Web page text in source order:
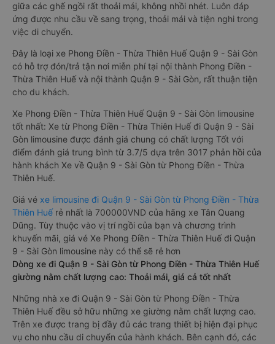
giữa các ghế ngồi rất thoải mái, không nhồi nhét. Luôn đáp
ứng được nhu cầu về sang trọng, thoải mái và tiện nghi trong
việc di chuyển.
Đây là loại xe Phong Điền - Thừa Thiên Huế Quận 9 - Sài Gòn
có hỗ trợ đón/trả tận nơi miễn phí tại nội thành Phong Điền -
Thừa Thiên Huế và nội thành Quận 9 - Sài Gòn, rất thuận tiện
cho du khách.
Xe Phong Điền - Thừa Thiên Huế Quận 9 - Sài Gòn limousine
tốt nhất: Xe từ Phong Điền - Thừa Thiên Huế đi Quận 9 - Sài
Gòn limousine được đánh giá chung có chất lượng Tốt với
điểm đánh giá trung bình từ 3.7/5 dựa trên 3017 phản hồi của
hành khách Xe về Quận 9 - Sài Gòn từ Phong Điền - Thừa
Thiên Huế.
Giá vé xe limousine đi Quận 9 - Sài Gòn từ Phong Điền - Thừa
Thiên Huếrẻ nhất là 700000VND của hãng xe Tân Quang
Dũng. Tùy thuộc vào vị trí ngồi của bạn và chương trình
khuyến mãi, giá vé Xe Phong Điền - Thừa Thiên Huế đi Quận
9 - Sài Gòn limousine này có thể sẽ rẻ hơn
Dòng xe đi Quận 9 - Sài Gòn từ Phong Điền - Thừa Thiên Huế
giường nằm chất lượng cao: Thoải mái, giá cả tốt nhất
Những nhà xe đi Quận 9 - Sài Gòn từ Phong Điền - Thừa
Thiên Huế đều sở hữu những xe giường nằm chất lượng cao.
Trên xe được trang bị đầy đủ các trang thiết bị hiện đại phục
vụ cho nhu cầu di chuyển của hành khách. Bên cạnh đó, các